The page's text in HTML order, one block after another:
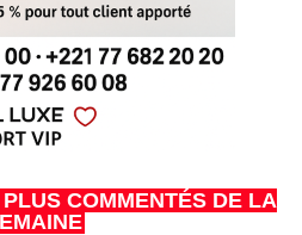
COMMENTÉS DE LA